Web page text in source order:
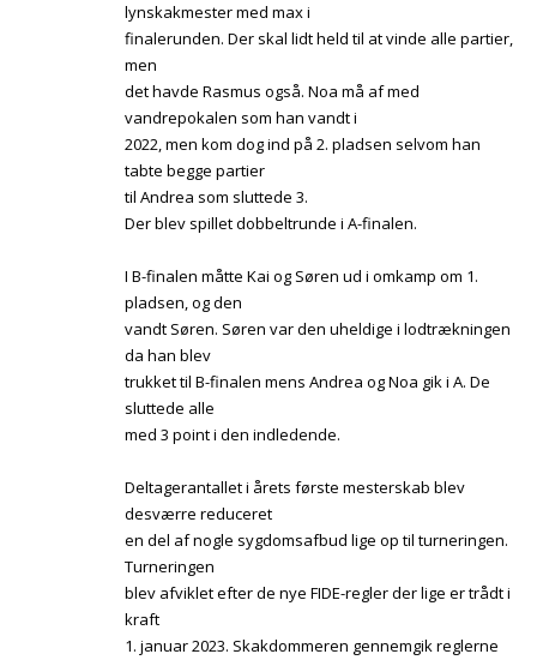
lynskakmester med max i
finalerunden. Der skal lidt held til at vinde alle partier,
men
det havde Rasmus også. Noa må af med
vandrepokalen som han vandt i
2022, men kom dog ind på 2. pladsen selvom han
tabte begge partier
til Andrea som sluttede 3.
Der blev spillet dobbeltrunde i A-finalen.
I B-finalen måtte Kai og Søren ud i omkamp om 1.
pladsen, og den
vandt Søren. Søren var den uheldige i lodtrækningen
da han blev
trukket til B-finalen mens Andrea og Noa gik i A. De
sluttede alle
med 3 point i den indledende.
Deltagerantallet i årets første mesterskab blev
desværre reduceret
en del af nogle sygdomsafbud lige op til turneringen.
Turneringen
blev afviklet efter de nye FIDE-regler der lige er trådt i
kraft
1. januar 2023. Skakdommeren gennemgik reglerne